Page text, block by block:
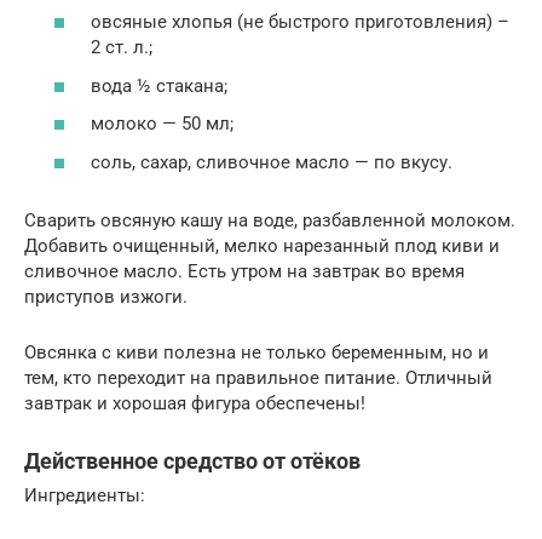
овсяные хлопья (не быстрого приготовления) –
2 ст. л.;
вода ½ стакана;
молоко — 50 мл;
соль, сахар, сливочное масло — по вкусу.
Сварить овсяную кашу на воде, разбавленной молоком.
Добавить очищенный, мелко нарезанный плод киви и
сливочное масло. Есть утром на завтрак во время
приступов изжоги.
Овсянка с киви полезна не только беременным, но и
тем, кто переходит на правильное питание. Отличный
завтрак и хорошая фигура обеспечены!
Действенное средство от отёков
Ингредиенты: